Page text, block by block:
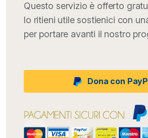
Questo servizio è offerto
lo ritieni utile sostienici con
per portare avanti il nostro
Dona con